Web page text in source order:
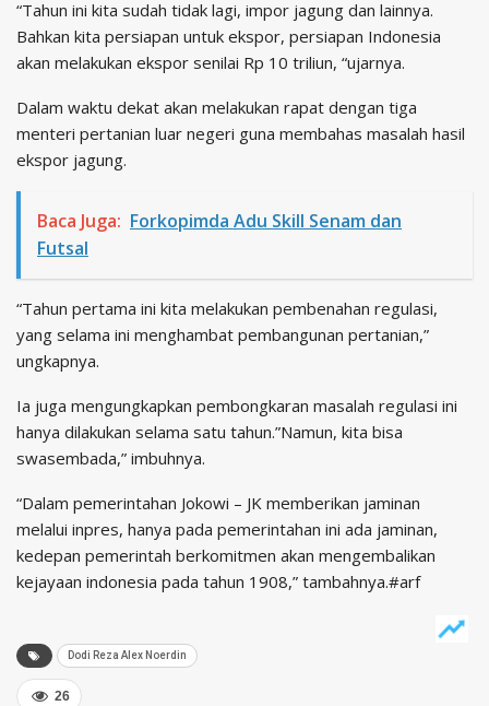
“Tahun ini kita sudah tidak lagi, impor jagung dan lainnya.
Bahkan kita persiapan untuk ekspor, persiapan Indonesia
akan melakukan ekspor senilai Rp 10 triliun, “ujarnya.
Dalam waktu dekat akan melakukan rapat dengan tiga
menteri pertanian luar negeri guna membahas masalah hasil
ekspor jagung.
Baca Juga: Forkopimda Adu Skill Senam dan
Futsal
“Tahun pertama ini kita melakukan pembenahan regulasi,
yang selama ini menghambat pembangunan pertanian,”
ungkapnya.
Ia juga mengungkapkan pembongkaran masalah regulasi ini
hanya dilakukan selama satu tahun.”Namun, kita bisa
swasembada,” imbuhnya.
“Dalam pemerintahan Jokowi – JK memberikan jaminan
melalui inpres, hanya pada pemerintahan ini ada jaminan,
kedepan pemerintah berkomitmen akan mengembalikan
kejayaan indonesia pada tahun 1908,” tambahnya.#arf
Dodi Reza Alex Noerdin
26